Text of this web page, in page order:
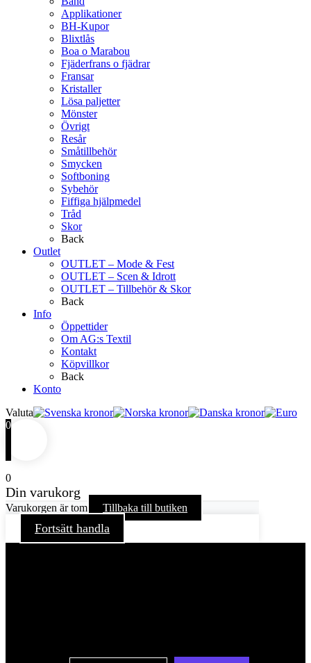
Applikationer
BH-Kupor
Blixtlås
Boa o Marabou
Fjäderfrans o fjädrar
Fransar
Kristaller
Lösa paljetter
Mönster
Övrigt
Resår
Småtillbehör
Smycken
Softboning
Sybehör
Fiffiga hjälpmedel
Tråd
Skor
Back
Outlet
OUTLET – Mode & Fest
OUTLET – Scen & Idrott
OUTLET – Tillbehör & Skor
Back
Info
Öppettider
Om AG:s Textil
Kontakt
Köpvillkor
Back
Konto
Valuta
0
0
Din varukorg
Varukorgen är tom Tillbaka till butiken
Fortsätt handla